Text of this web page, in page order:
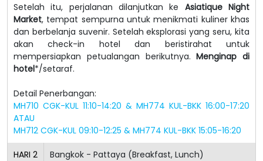
Setelah itu, perjalanan dilanjutkan ke Asiatique Night
Market, tempat sempurna untuk menikmati kuliner khas
dan berbelanja suvenir. Setelah eksplorasi yang seru, kita
akan check-in hotel dan beristirahat untuk
mempersiapkan petualangan berikutnya.Menginap di
hotel*/setaraf.
Detail Penerbangan:
MH710 CGK-KUL 11:10-14:20 & MH774 KUL-BKK 16:00-17:20
ATAU
MH712 CGK-KUL 09:10-12:25 & MH774 KUL-BKK 15:05-16:20
HARI 2 Bangkok - Pattaya (Breakfast, Lunch)